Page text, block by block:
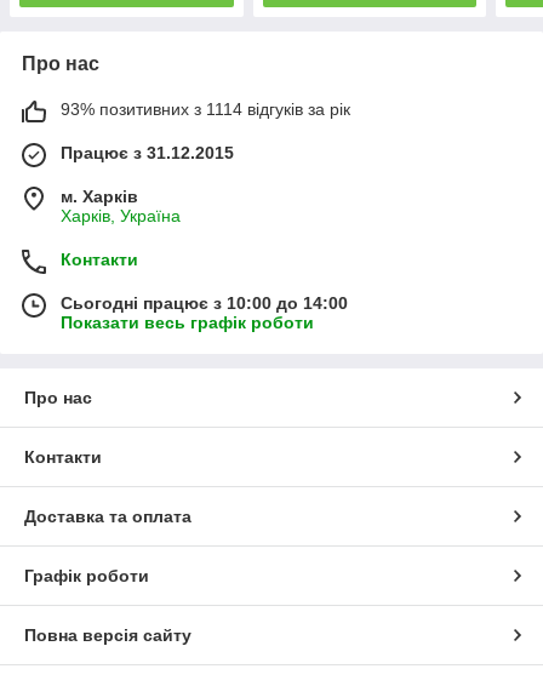
Про нас
93% позитивних з 1114 відгуків за рік
Працює з 31.12.2015
м. Харків
Харків, Україна
Контакти
Сьогодні працює з 10:00 до 14:00
Показати весь графік роботи
Про нас
Контакти
Доставка та оплата
Графік роботи
Повна версія сайту